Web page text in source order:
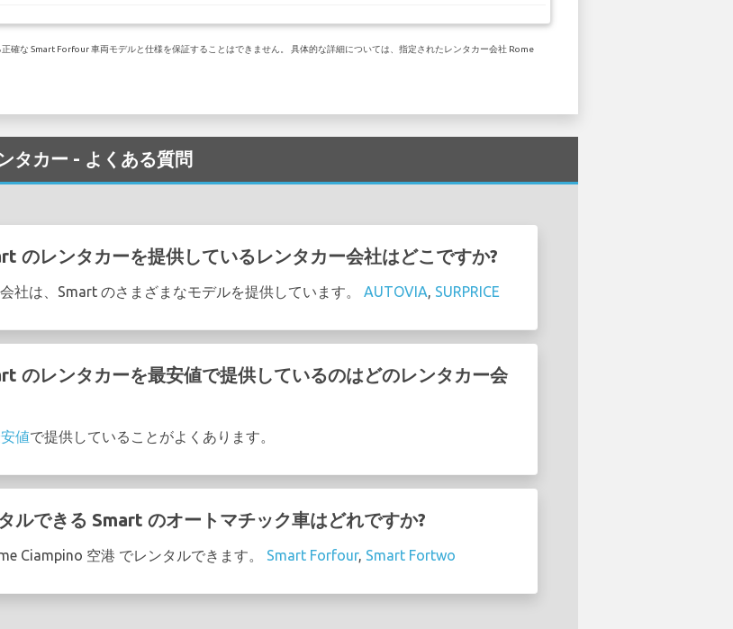
確な Smart Forfour 車両モデルと仕様を保証することはできません。 具体的な詳細については、指定されたレンタカー会社 Rome
タカー - よくある質問
のレンタカーを提供しているレンタカー会社はどこですか?
社は、Smart のさまざまなモデルを提供しています。 AUTOVIA, SURPRICE
のレンタカーを最安値で提供しているのはどのレンタカー会
値で提供していることがよくあります。
ルできる Smart のオートマチック車はどれですか?
Ciampino 空港 でレンタルできます。 Smart Forfour, Smart Fortwo